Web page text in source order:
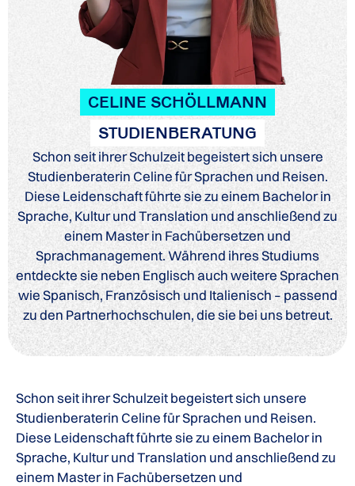
CELINE SCHÖLLMANN
STUDIENBERATUNG
Schon seit ihrer Schulzeit begeistert sich unsere
Studienberaterin Celine für Sprachen und Reisen.
Diese Leidenschaft führte sie zu einem Bachelor in
Sprache, Kultur und Translation und anschließend zu
einem Master in Fachübersetzen und
Sprachmanagement. Während ihres Studiums
entdeckte sie neben Englisch auch weitere Sprachen
wie Spanisch, Französisch und Italienisch – passend
zu den Partnerhochschulen, die sie bei uns betreut.
Schon seit ihrer Schulzeit begeistert sich unsere
Studienberaterin Celine für Sprachen und Reisen.
Diese Leidenschaft führte sie zu einem Bachelor in
Sprache, Kultur und Translation und anschließend zu
einem Master in Fachübersetzen und